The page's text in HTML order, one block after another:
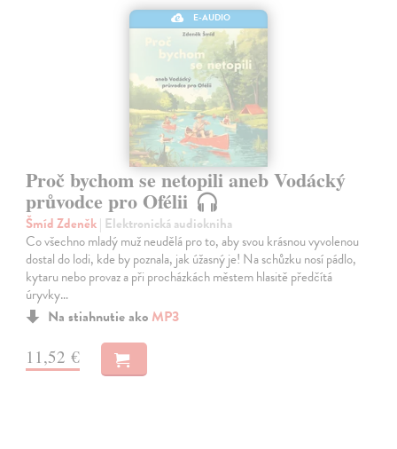
E-AUDIO
Proč bychom se netopili aneb Vodácký
průvodce pro Ofélii
Šmíd Zdeněk| Elektronická audiokniha
Co všechno mladý muž neudělá pro to, aby svou krásnou vyvolenou
dostal do lodi, kde by poznala, jak úžasný je! Na schůzku nosí pádlo,
kytaru nebo provaz a při procházkách městem hlasitě předčítá
úryvky…
Na stiahnutie ako MP3
11,52 €